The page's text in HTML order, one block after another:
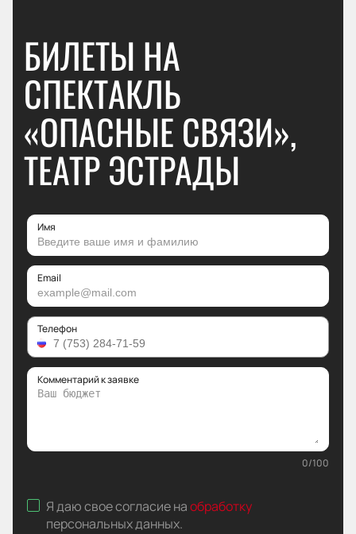
БИЛЕТЫ НА
СПЕКТАКЛЬ
«ОПАСНЫЕ СВЯЗИ»,
ТЕАТР ЭСТРАДЫ
Имя
Email
Телефон
Комментарий к заявке
0/100
Я даю свое согласие наобработку
персональных данных.